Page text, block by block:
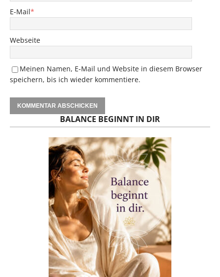
E-Mail*
Webseite
Meinen Namen, E-Mail und Website in diesem Browser
speichern, bis ich wieder kommentiere.
BALANCE BEGINNT IN DIR